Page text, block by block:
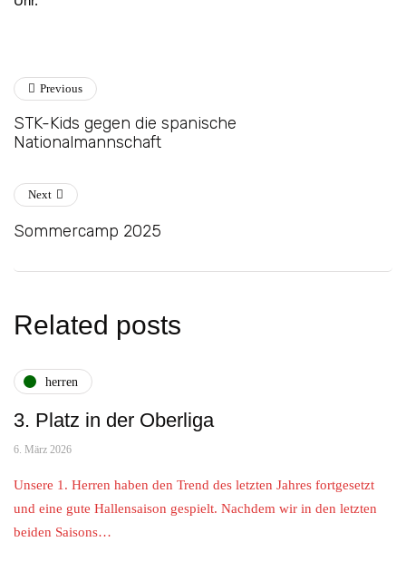
Previous
STK-Kids gegen die spanische
Nationalmannschaft
Next
Sommercamp 2025
Related posts
herren
3. Platz in der Oberliga
6. März 2026
Unsere 1. Herren haben den Trend des letzten Jahres fortgesetzt
und eine gute Hallensaison gespielt. Nachdem wir in den letzten
beiden Saisons…